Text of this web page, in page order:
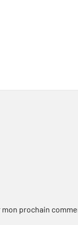
prochain